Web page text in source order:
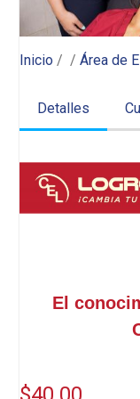
Inicio / /Área de
Detalles
El